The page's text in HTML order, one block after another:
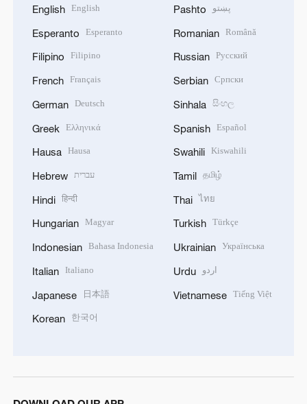
English English
Esperanto Esperanto
Filipino Filipino
French Français
German Deutsch
Greek Ελληνικά
Hausa Hausa
Hebrew עברית
Hindi हिन्दी
Hungarian Magyar
Indonesian Bahasa Indonesia
Italian Italiano
Japanese 日本語
Korean 한국어
Pashto پښتو
Romanian Română
Russian Русский
Serbian Српски
Sinhala සිංහල
Spanish Español
Swahili Kiswahili
Tamil தமிழ்
Thai ไทย
Turkish Türkçe
Ukrainian Українська
Urdu اردو
Vietnamese Tiếng Việt